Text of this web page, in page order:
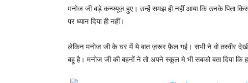
मनोज जी बड़े कन्फ्यूज़ हुए। उन्हें समझ ही नहीं आया कि उनके पिता किस
पर ध्यान दिया ही नहीं।
लेकिन मनोज जी के घर में ये बात ज़रूर फ़ैल गई। सभी ने वो तस्वीर
बहू है। मनोज जी की बहनों ने तो अपने स्कूल मे भी सबको बता दिया कि